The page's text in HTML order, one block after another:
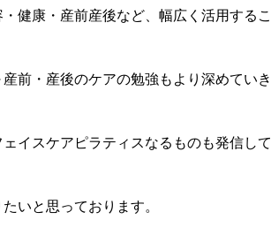
健康・産前産後など、幅広く活用するこ
前・産後のケアの勉強もより深めていき
イスケアピラティスなるものも発信して
いと思っております。